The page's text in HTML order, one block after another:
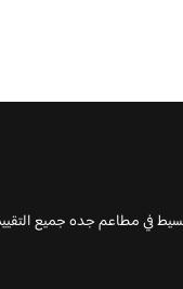
في مطاعم جده جميع